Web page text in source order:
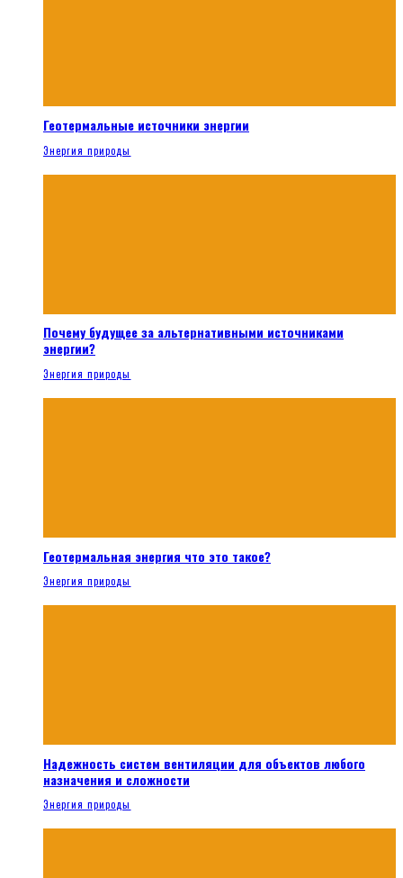
Геотермальные источники энергии
Энергия природы
Почему будущее за альтернативными источниками
энергии?
Энергия природы
Геотермальная энергия что это такое?
Энергия природы
Надежность систем вентиляции для объектов любого
назначения и сложности
Энергия природы